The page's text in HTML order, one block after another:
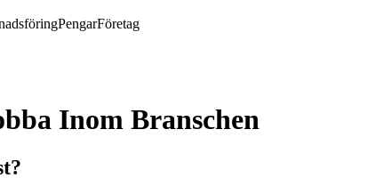
PengarFöretag
Inom Branschen